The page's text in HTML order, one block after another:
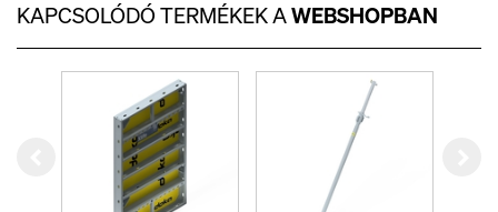
KAPCSOLÓDÓ TERMÉKEK AWEBSHOPBAN